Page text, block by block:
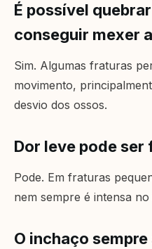
É possível
conseguir mexer
Sim. Algumas fraturas
movimento,
desvio dos ossos.
Dor leve pode ser
Pode. Em fraturas
nem sempre é intensa no
O inchaço